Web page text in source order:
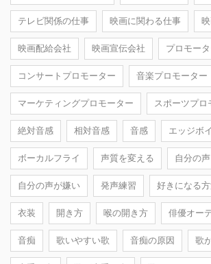
テレビ関係の仕事 映画に関わる仕事
映画配給会社 映画宣伝会社 プロモー
コンサートプロモーター 音楽プロモーター
マーケティングプロモーター スポーツプロ
絶対音感 相対音感 音感 エッジボ
ボーカルフライ 声質を変える 自分の声
自分の声が嫌い 発声練習 好きになる
衣装 開き方 喉の開き方 俳優オー
音痴 歌いやすい歌 音痴の原因 歌